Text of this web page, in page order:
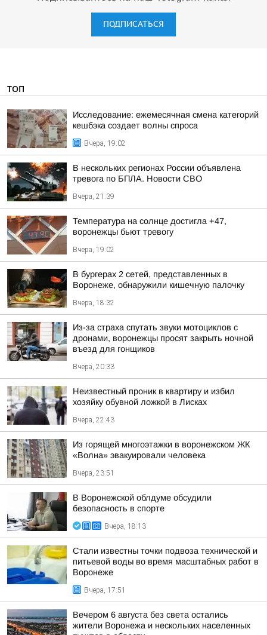
ПОДПИСАТЬСЯ
ТОП
Исследование: ежемесячная смена категорий
кешбэка создает волны спроса
Вчера, 19:02
В нескольких регионах России объявлена
тревога по БПЛА. Новости СВО
Вчера, 21:39
Температура на солнце достигла +47,
воронежцы бьют тревогу
Вчера, 19:02
В бургерах 2 сетей, представленных в
Воронеже, обнаружили кишечную палочку
Вчера, 18:32
Из-за страха спутать звуки мотоциклов с
дронами, воронежцы просят закрыть ночной
въезд для гонщиков
Вчера, 20:33
Неизвестный проник в квартиру и избил
хозяйку обувной ложкой в Лисках
Вчера, 22:43
Из горящей многоэтажки в воронежском ЖК
«Волна» эвакуировали человека
Вчера, 23:51
В Воронежской облдуме обсудили
безопасность в спорте
Вчера, 18:13
Стали известны точки подвоза технической и
питьевой воды во время масштабных работ в
Воронеже
Вчера, 17:51
Вечером 6 августа без света остались
жители Воронежа и нескольких населенных